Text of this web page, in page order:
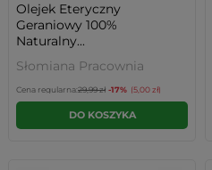
Olejek Eteryczny
Geraniowy 100%
Naturalny...
Słomiana Pracownia
Cena regularna:29,99 zł -17% (5,00 zł)
DO KOSZYKA